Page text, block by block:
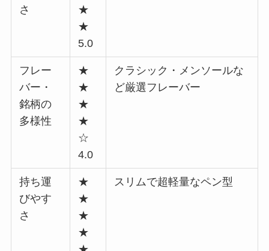
さ
★
★
5.0
フレー
バー・
銘柄の
多様性
★
★
★
★
☆
4.0
クラシック・メンソールな
ど厳選フレーバー
持ち運
びやす
さ
★
★
★
★
スリムで超軽量なペン型